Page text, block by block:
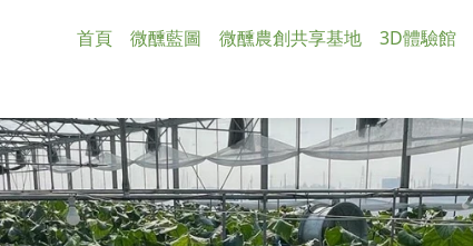
首頁 微醺藍圖 微醺農創共享基地 3D體驗館